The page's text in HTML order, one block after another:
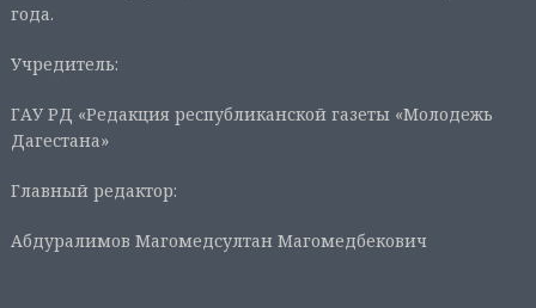
года.
Учредитель:
ГАУ РД «Редакция республиканской газеты «Молодежь
Дагестана»
Главный редактор:
Абдуралимов Магомедсултан Магомедбекович